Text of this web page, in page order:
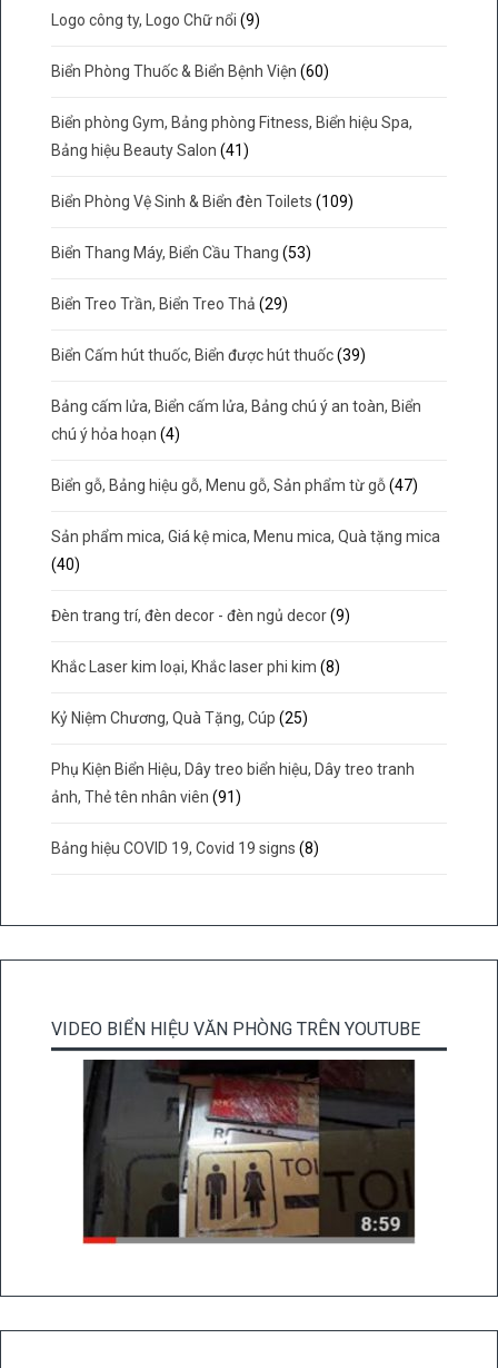
Logo công ty, Logo Chữ nổi (9)
Biển Phòng Thuốc & Biển Bệnh Viện (60)
Biển phòng Gym, Bảng phòng Fitness, Biển hiệu Spa,
Bảng hiệu Beauty Salon (41)
Biển Phòng Vệ Sinh & Biển đèn Toilets (109)
Biển Thang Máy, Biển Cầu Thang (53)
Biển Treo Trần, Biển Treo Thả (29)
Biển Cấm hút thuốc, Biển được hút thuốc (39)
Bảng cấm lửa, Biển cấm lửa, Bảng chú ý an toàn, Biển
chú ý hỏa hoạn (4)
Biển gỗ, Bảng hiệu gỗ, Menu gỗ, Sản phẩm từ gỗ (47)
Sản phẩm mica, Giá kệ mica, Menu mica, Quà tặng mica
(40)
Đèn trang trí, đèn decor - đèn ngủ decor (9)
Khắc Laser kim loại, Khắc laser phi kim (8)
Kỷ Niệm Chương, Quà Tặng, Cúp (25)
Phụ Kiện Biển Hiệu, Dây treo biển hiệu, Dây treo tranh
ảnh, Thẻ tên nhân viên (91)
Bảng hiệu COVID 19, Covid 19 signs (8)
VIDEO BIỂN HIỆU VĂN PHÒNG TRÊN YOUTUBE